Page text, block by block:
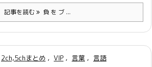
記事を読む 負 を ブ ...
2ch,5chまとめ , VIP , 言葉 , 言語